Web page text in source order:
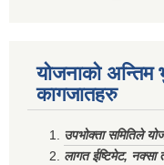
योजनाको अन्तिम
कागजातहरु
उपभोक्ता समितिले
लागत ईष्टिमेट, नक्सा